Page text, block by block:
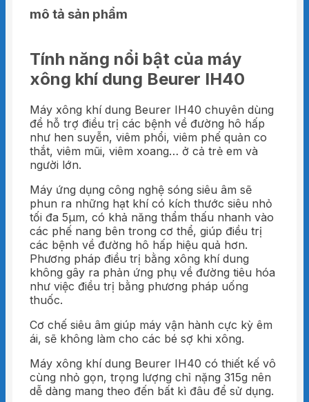
mô tả sản phẩm
Tính năng nổi bật của máy
xông khí dung Beurer IH40
Máy xông khí dung Beurer IH40 chuyên dùng
để hỗ trợ điều trị các bệnh về đường hô hấp
như hen suyễn, viêm phổi, viêm phế quản co
thắt, viêm mũi, viêm xoang… ở cả trẻ em và
người lớn.
Máy ứng dụng công nghệ sóng siêu âm sẽ
phun ra những hạt khí có kích thước siêu nhỏ
tối đa 5μm, có khả năng thẩm thấu nhanh vào
các phế nang bên trong cơ thể, giúp điều trị
các bệnh về đường hô hấp hiệu quả hơn.
Phương pháp điều trị bằng xông khí dung
không gây ra phản ứng phụ về đường tiêu hóa
như việc điều trị bằng phương pháp uống
thuốc.
Cơ chế siêu âm giúp máy vận hành cực kỳ êm
ái, sẽ không làm cho các bé sợ khi xông.
Máy xông khí dung Beurer IH40 có thiết kế vô
cùng nhỏ gọn, trọng lượng chỉ nặng 315g nên
dễ dàng mang theo đến bất kì đâu để sử dụng.